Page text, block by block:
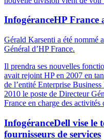
InfogéranceHP France
Gérald Karsenti a été nommé
Général d’HP France.
Il prendra ses nouvelles
avait rejoint HP en 2007 en
de l’entité Enterprise
2010 le poste de Directeur
France en charge des
InfogéranceDell vise le
fournisseurs de services